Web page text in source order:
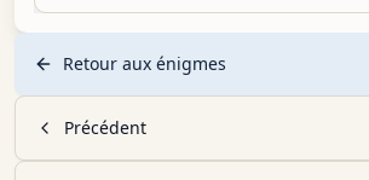
Retour aux énigmes
Précédent